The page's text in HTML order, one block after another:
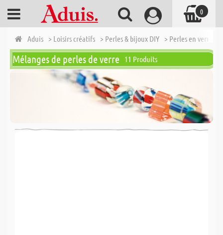
Aduis > Loisirs créatifs > Perles & bijoux DIY > Perles en verre
Mélanges de perles de verre 11 Produits
0